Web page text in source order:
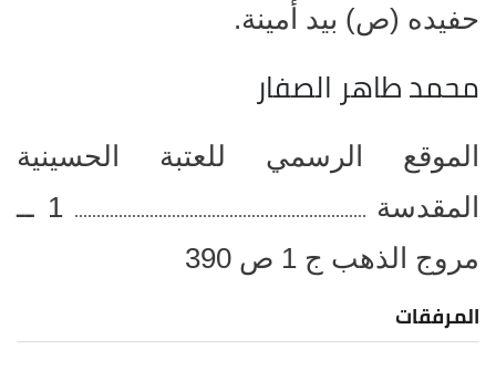
حفيده (ص) بيد أمينة.
محمد طاهر الصفار
الموقع الرسمي للعتبة الحسينية
المقدسة
..................................................................
1 ــ
مروج الذهب ج 1 ص 390
المرفقات